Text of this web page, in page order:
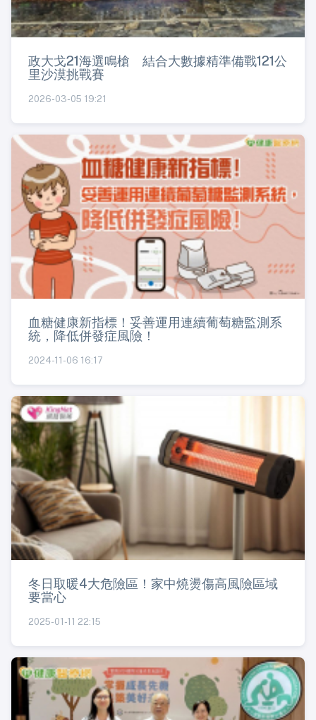
政大戈21海選鳴槍 結合大數據精準備戰121公
里沙漠挑戰賽
2026-03-05 19:21
血糖健康新指標！妥善運用連續葡萄糖監測系
統，降低併發症風險！
2024-11-06 16:17
冬日取暖4大危險區！家中燒燙傷高風險區域
要當心
2025-01-11 22:15